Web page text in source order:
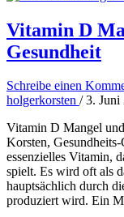
Vitamin D
Gesundheit
Schreibe einen
holgerkorsten /3. Juni
Vitamin D Mangel
Korsten,
essenzielles Vitamin,
spielt. Es wird oft als
hauptsächlich durch
produziert wird. Ein